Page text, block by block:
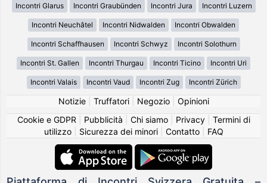
Incontri Glarus Incontri Graubünden Incontri Jura Incontri Luzern
Incontri Neuchâtel Incontri Nidwalden Incontri Obwalden
Incontri Schaffhausen Incontri Schwyz Incontri Solothurn
Incontri St. Gallen Incontri Thurgau Incontri Ticino Incontri Uri
Incontri Valais Incontri Vaud Incontri Zug Incontri Zürich
Notizie| Truffatori| Negozio| Opinioni
Cookie e GDPR
Pubblicità Chi siamo| Privacy| Termini di
utilizzo| Sicurezza dei minori| Contatto| FAQ